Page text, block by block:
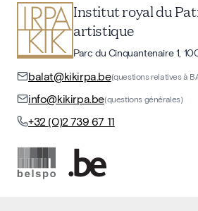
Institut royal du
artistique
Parc du Cinquantenaire 1,
balat@kikirpa.be(questions relatives à
info@kikirpa.be(questions générales)
+32 (0)2 739 67 11